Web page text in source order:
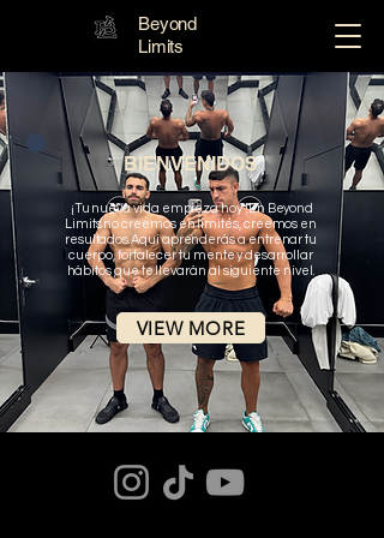
Beyond
Limits
BIENVENIDOS
¡Tu nueva vida empieza hoy !En Beyond
Limits no creemos en límites, creemos en
resultados.Aquí aprenderás a entrenar tu
cuerpo, fortalecer tu mente y desarrollar
hábitos que te llevarán al siguiente nivel.
VIEW MORE